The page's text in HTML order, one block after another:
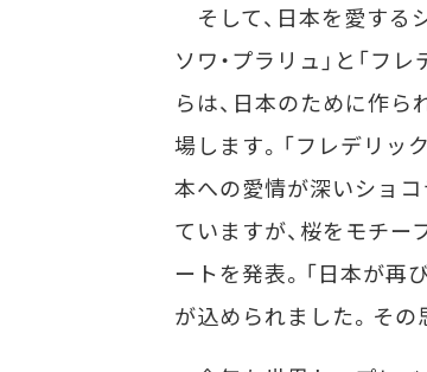
そして、日本を愛する
ソワ・プラリュ」と「フ
らは、日本のために作
場します。「フレデリッ
本への愛情が深いショ
ていますが、桜をモチー
ートを発表。「日本が再
が込められました。その